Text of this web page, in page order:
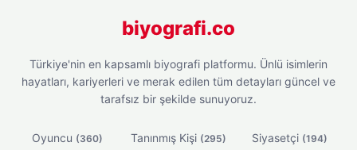
biyografi.co
Türkiye'nin en kapsamlı biyografi platformu. Ünlü isimlerin
hayatları, kariyerleri ve merak edilen tüm detayları güncel ve
tarafsız bir şekilde sunuyoruz.
Oyuncu (360) Tanınmış Kişi (295) Siyasetçi (194)